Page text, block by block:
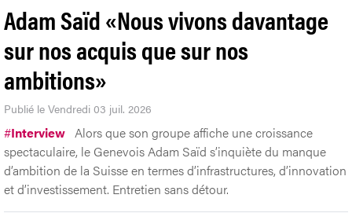
Adam Saïd «Nous vivons davantage
sur nos acquis que sur nos
ambitions»
Publié le Vendredi 03 juil. 2026
#Interview Alors que son groupe affiche une croissance
spectaculaire, le Genevois Adam Saïd s’inquiète du manque
d’ambition de la Suisse en termes d’infrastructures, d’innovation
et d’investissement. Entretien sans détour.